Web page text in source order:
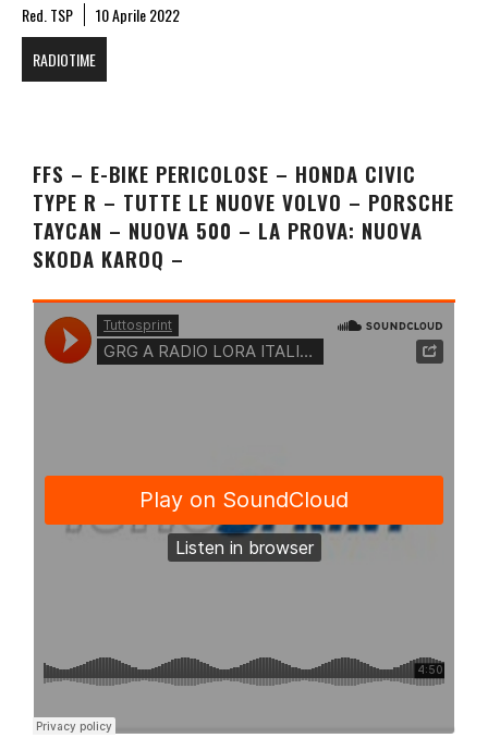
Red. TSP
10 Aprile 2022
RADIOTIME
FFS – E-BIKE PERICOLOSE – HONDA CIVIC
TYPE R – TUTTE LE NUOVE VOLVO – PORSCHE
TAYCAN – NUOVA 500 – LA PROVA: NUOVA
SKODA KAROQ –